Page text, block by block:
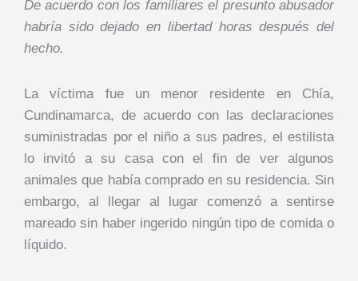
De acuerdo con los familiares el presunto abusador
habría sido dejado en libertad horas después del
hecho.
La víctima fue un menor residente en Chía,
Cundinamarca, de acuerdo con las declaraciones
suministradas por el niño a sus padres, el estilista
lo invitó a su casa con el fin de ver algunos
animales que había comprado en su residencia. Sin
embargo, al llegar al lugar comenzó a sentirse
mareado sin haber ingerido ningún tipo de comida o
líquido.